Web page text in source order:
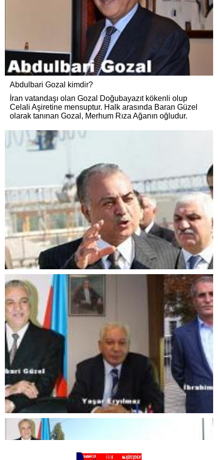
Abdulbari Gozal kimdir?
İran vatandaşı olan Gozal Doğubayazıt kökenli olup
Celali Aşiretine mensuptur. Halk arasında Baran Güzel
olarak tanınan Gozal, Merhum Rıza Ağanın oğludur.